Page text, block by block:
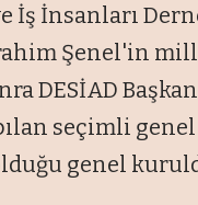
İş İnsanları
Şenel'in
DESİAD
seçimli
genel